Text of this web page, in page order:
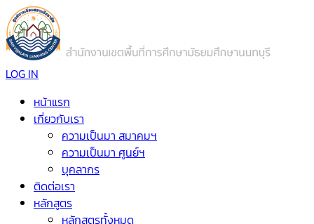
LOG IN
หน้าแรก
เกี่ยวกับเรา
ความเป็นมา สมาคมฯ
ความเป็นมา ศูนย์ฯ
บุคลากร
ติดต่อเรา
หลักสูตร
หลักสูตรทั้งหมด